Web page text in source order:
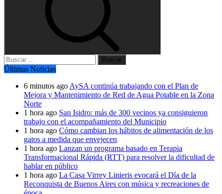
Buscar:
Últimas Noticias
6 minutos ago AySA continúa trabajando con el Plan de
Mejora y Mantenimiento de Red de Agua Potable en la Zona
Norte
1 hora ago San Isidro: más de 300 vecinos ya consiguieron
trabajo con el acompañamiento del Municipio
1 hora ago Cómo cambian los hábitos de alimentación de los
gatos a medida que envejecen
1 hora ago Lanzan un programa basado en Terapia
Transformacional Rápida (RTT) para resolver la dificultad de
hablar en público
1 hora ago La Casa Virrey Linieris evocará el Día de la
Reconquista de Buenos Aires con música y recreaciones de